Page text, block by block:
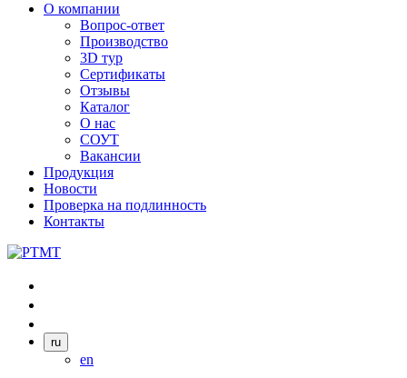
О компании
Вопрос-ответ
Производство
3D тур
Сертификаты
Отзывы
Каталог
О нас
СОУТ
Вакансии
Продукция
Новости
Проверка на подлинность
Контакты
ru
en